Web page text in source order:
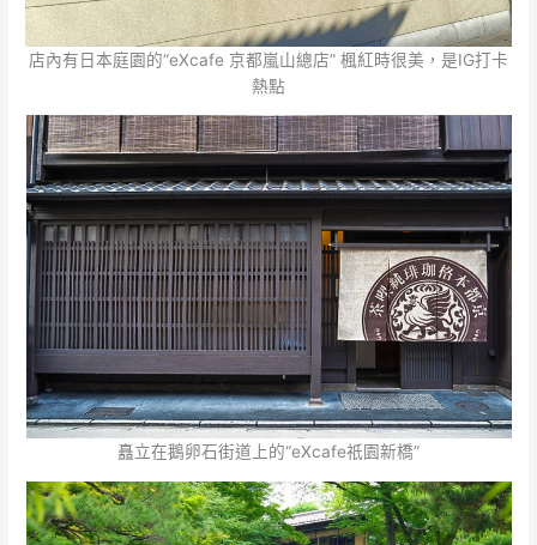
店內有日本庭園的“eXcafe 京都嵐山總店” 楓紅時很美，是IG打卡
熱點
矗立在鵝卵石街道上的“eXcafe祇園新橋”